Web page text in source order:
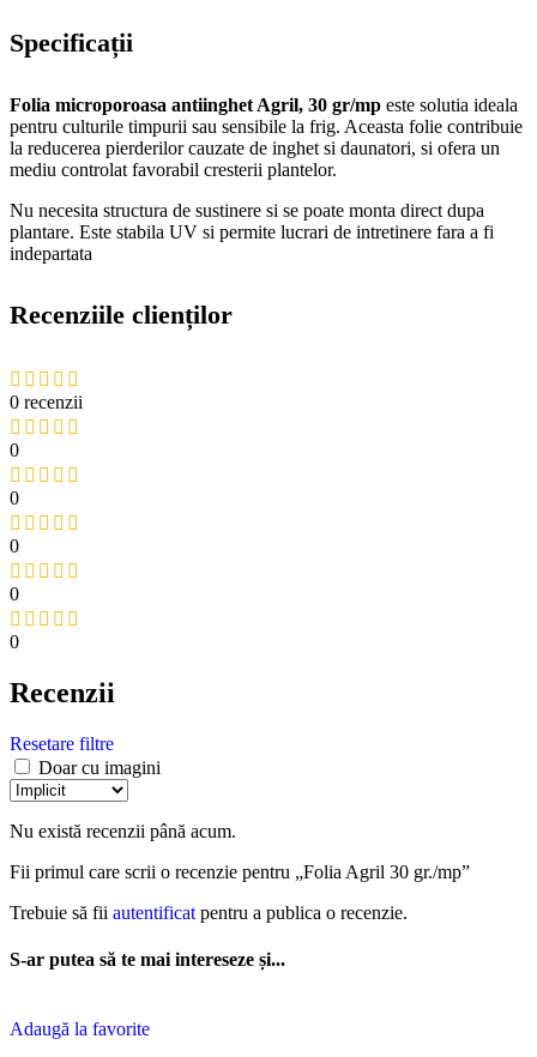
Specificații
Folia microporoasa antiinghet Agril, 30 gr/mp este solutia ideala
pentru culturile timpurii sau sensibile la frig. Aceasta folie contribuie
la reducerea pierderilor cauzate de inghet si daunatori, si ofera un
mediu controlat favorabil cresterii plantelor.
Nu necesita structura de sustinere si se poate monta direct dupa
plantare. Este stabila UV si permite lucrari de intretinere fara a fi
indepartata
Recenziile clienților
0 recenzii
0
0
0
0
0
Recenzii
Resetare filtre
Doar cu imagini
Nu există recenzii până acum.
Fii primul care scrii o recenzie pentru „Folia Agril 30 gr./mp”
Trebuie să fii autentificat pentru a publica o recenzie.
S-ar putea să te mai intereseze și...
Adaugă la favorite